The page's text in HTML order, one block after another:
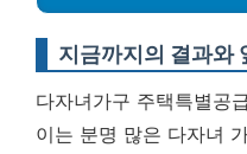
지금까지의 결과와
다자녀가구 주택특별공
이는 분명 많은 다자녀